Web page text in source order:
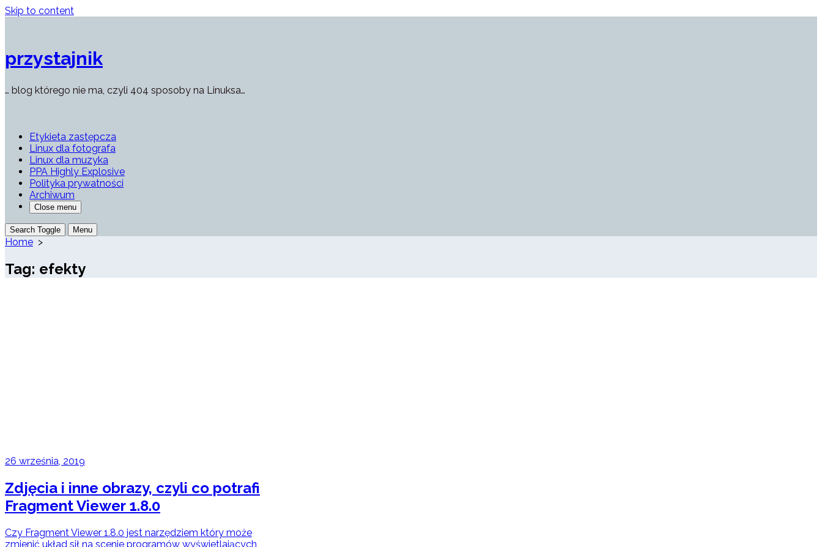
Skip to content
przystajnik
… blog którego nie ma, czyli 404 sposoby na Linuksa…
Etykieta zastępcza
Linux dla fotografa
Linux dla muzyka
PPA Highly Explosive
Polityka prywatności
Archiwum
Close menu
Search Toggle Menu
Home >
Tag: efekty
26 września, 2019
Zdjęcia i inne obrazy, czyli co potrafi
Fragment Viewer 1.8.0
Czy Fragment Viewer 1.8.0 jest narzędziem który może
zmienić układ sił na scenie programów wyświetlających